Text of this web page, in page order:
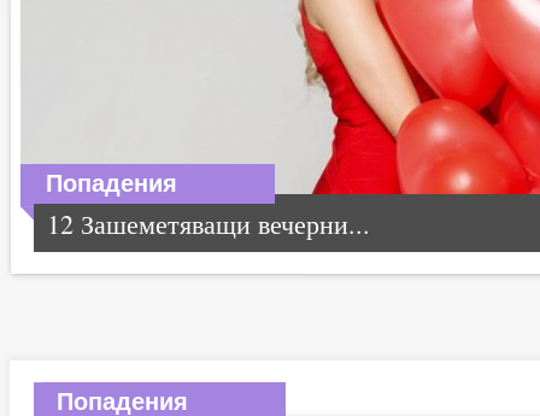
Попадения
12 Зашеметяващи вечерни...
Попадения